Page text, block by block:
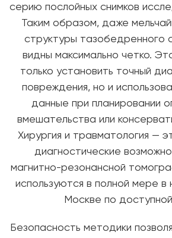
серию послойных снимков
Таким образом, даже
структуры тазобедренного
видны максимально четко.
только установить точный
повреждения, но и
данные при планировании
вмешательства или
Хирургия и травматология —
диагностические
магнитно-резонансной
используются в полной мере
Москве по
Безопасность методики